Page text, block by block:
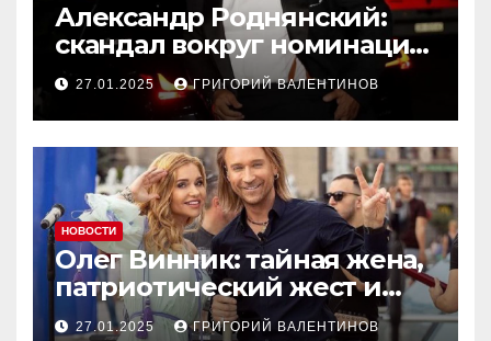
Александр Роднянский:
скандал вокруг номинации
российского актера на
Оскар
27.01.2025 ГРИГОРИЙ ВАЛЕНТИНОВ
НОВОСТИ
Олег Винник: тайная жена,
патриотический жест и
новый концерт в Чехии
27.01.2025 ГРИГОРИЙ ВАЛЕНТИНОВ